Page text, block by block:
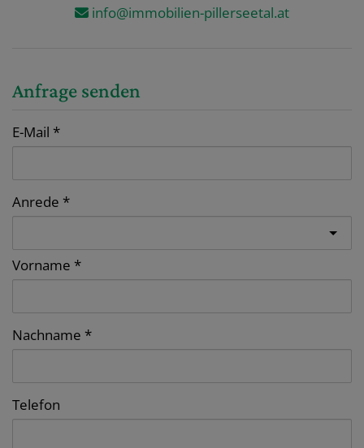
info@immobilien-pillerseetal.at
Anfrage senden
E-Mail
Anrede
Vorname
Nachname
Telefon